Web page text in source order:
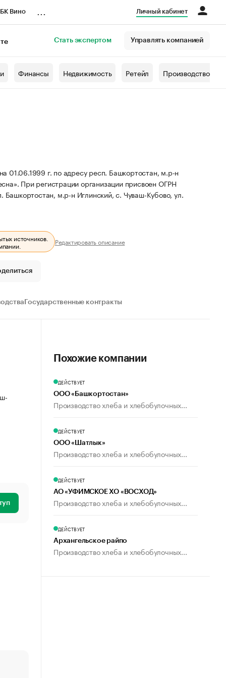
Вино Личный кабинет
Стать экспертом Управлять компанией
Финансы Недвижимость Ретейл Производство
01.06.1999 г. по адресу респ. Башкортостан, м.р-н
При регистрации организации присвоен ОГРН
м.р-н Иглинский, с. Чуваш-Кубово, ул.
источников. Редактировать описание
Государственные контракты
Похожие компании
ДЕЙСТВУЕТ
ООО «Башкортостан»
Производство хлеба и хлебобулочных...
ДЕЙСТВУЕТ
ООО «Шатлык»
Производство хлеба и хлебобулочных...
ДЕЙСТВУЕТ
АО «УФИМСКОЕ ХО «ВОСХОД»
Производство хлеба и хлебобулочных...
ДЕЙСТВУЕТ
Архангельское райпо
Производство хлеба и хлебобулочных...